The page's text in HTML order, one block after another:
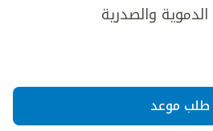
والصدرية
طلب موعد